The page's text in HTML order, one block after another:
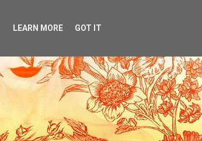
LEARN MORE GOT IT